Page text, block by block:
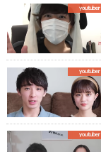
youtuber
youtuber
youtuber